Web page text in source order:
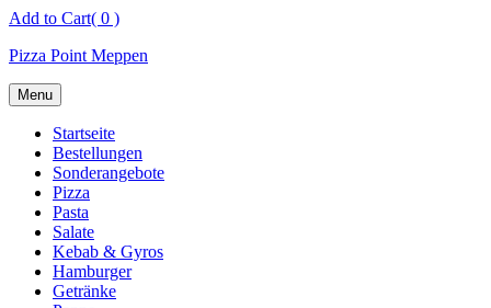
Skip
content
Add to Cart( 0 )
Pizza Point Meppen
Menu
Startseite
Bestellungen
Sonderangebote
Pizza
Pasta
Salate
Kebab & Gyros
Hamburger
Getränke